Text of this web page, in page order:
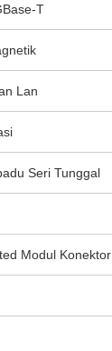
T
Lan
Seri Tunggal
Modul Konektor